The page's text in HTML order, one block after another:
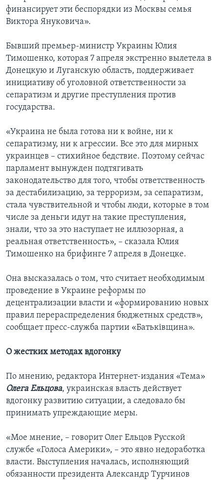
финансирует эти беспорядки из Москвы семья
Виктора Януковича».
Бывший премьер-министр Украины Юлия
Тимошенко, которая 7 апреля экстренно вылетела в
Донецкую и Луганскую область, поддерживает
инициативу об уголовной ответственности за
сепаратизм и другие преступления против
государства.
«Украина не была готова ни к войне, ни к
сепаратизму, ни к агрессии. Все это для мирных
украинцев – стихийное бедствие. Поэтому сейчас
парламент вынужден подтягивать
законодательство для того, чтобы ответственность
за дестабилизацию, за терроризм, за сепаратизм,
стала чувствительной и чтобы люди, которые в том
числе за деньги идут на такие преступления,
знали, что за это наступает не иллюзорная, а
реальная ответственность», – сказала Юлия
Тимошенко на брифинге 7 апреля в Донецке.
Она высказалась о том, что считает необходимым
проведение в Украине реформы по
децентрализации власти и «формированию новых
правил перераспределения бюджетных средств»,
сообщает пресс-служба партии «Батьківщина».
О жестких методах вдогонку
По мнению, редактора Интернет-издания «Тема»
Олега Ельцова, украинская власть действует
вдогонку развитию ситуации, а следовало бы
принимать упреждающие меры.
«Мое мнение, – говорит Олег Ельцов Русской
службе «Голоса Америки», – это явно недоработка
власти. Выступления началась, исполняющий
обязанности президента Александр Турчинов